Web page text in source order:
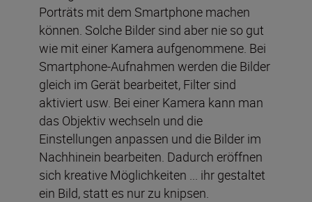
Porträts mit dem Smartphone machen
können. Solche Bilder sind aber nie so gut
wie mit einer Kamera aufgenommene. Bei
Smartphone-Aufnahmen werden die Bilder
gleich im Gerät bearbeitet, Filter sind
aktiviert usw. Bei einer Kamera kann man
das Objektiv wechseln und die
Einstellungen anpassen und die Bilder im
Nachhinein bearbeiten. Dadurch eröffnen
sich kreative Möglichkeiten ... ihr gestaltet
ein Bild, statt es nur zu knipsen.